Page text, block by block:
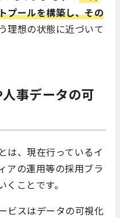
プールを構築し、その
理想の状態に近づいて
事データの可
は、現在行っているイ
アの運用等の採用ブラ
ことです。
ビスはデータの可視化